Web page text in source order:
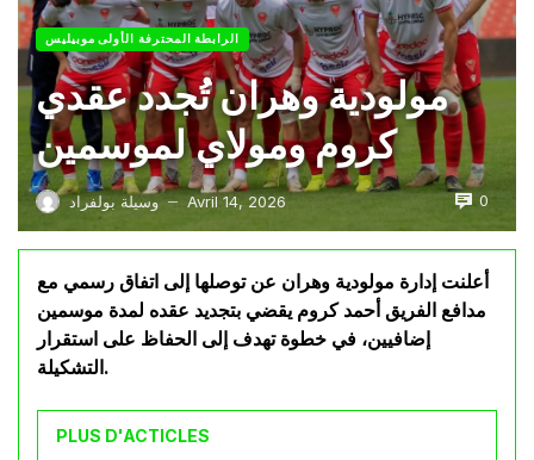
الرابطة المحترفة الأولى موبيليس
مولودية وهران تُجدد عقدي
كروم ومولاي لموسمين
وسيلة بولفراد — Avril 14, 2026 0
أعلنت إدارة مولودية وهران عن توصلها إلى اتفاق رسمي مع
مدافع الفريق أحمد كروم يقضي بتجديد عقده لمدة موسمين
إضافيين، في خطوة تهدف إلى الحفاظ على استقرار
التشكيلة.
PLUS D'ACTICLES